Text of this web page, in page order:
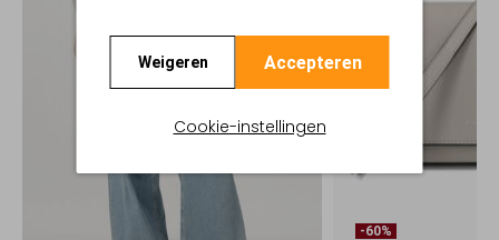
Weigeren Accepteren
Cookie-instellingen
-60%